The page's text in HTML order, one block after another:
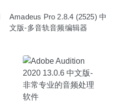
Amadeus Pro 2.8.4 (2525) 中
文版-多音轨音频编辑器